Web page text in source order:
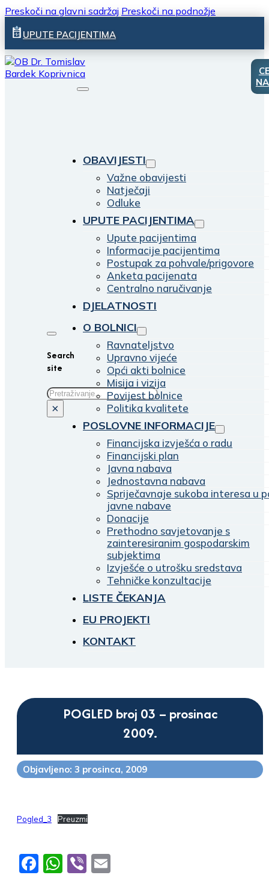
Preskoči na glavni sadržaj Preskoči na podnožje
UPUTE PACIJENTIMA
Search
site
Traži
×
OBAVIJESTI
Važne obavijesti
Natječaji
Odluke
UPUTE PACIJENTIMA
Upute pacijentima
Informacije pacijentima
Postupak za pohvale/prigovore
Anketa pacijenata
Centralno naručivanje
DJELATNOSTI
O BOLNICI
Ravnateljstvo
Upravno vijeće
Opći akti bolnice
Misija i vizija
Povijest bolnice
Politika kvalitete
POSLOVNE INFORMACIJE
Financijska izvješća o radu
Financijski plan
Javna nabava
Jednostavna nabava
Spriječavnaje sukoba interesa u
javne nabave
Donacije
Prethodno savjetovanje s
zainteresiranim gospodarskim
subjektima
Izvješće o utrošku sredstava
Tehničke konzultacije
LISTE ČEKANJA
EU PROJEKTI
KONTAKT
POGLED broj 03 – prosinac
2009.
Objavljeno: 3 prosinca, 2009
Pogled_3 Preuzmi
Facebook
WhatsApp
Viber